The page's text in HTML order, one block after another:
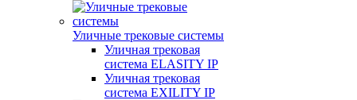
Уличные трековые системы
Уличная трековая
система ELASITY IP
Уличная трековая
система EXILITY IP